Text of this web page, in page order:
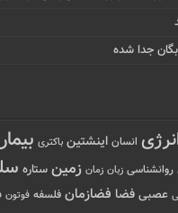
جدا شده
انسان اینشتین باکتری
روانشناسی زبان زمان زمین ستاره
عصبی فضا فضازمان فلسفه فوتون